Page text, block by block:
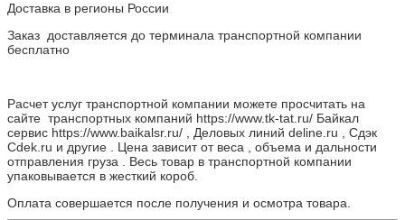
Доставка в регионы России
Заказ доставляется до терминала транспортной компании
бесплатно
Расчет услуг транспортной компании можете просчитать на
сайте транспортных компаний https://www.tk-tat.ru/ Байкал
сервис https://www.baikalsr.ru/ , Деловых линий deline.ru , Сдэк
Cdek.ru и другие . Цена зависит от веса , объема и дальности
отправления груза . Весь товар в транспортной компании
упаковывается в жесткий короб.
Оплата совершается после получения и осмотра товара.